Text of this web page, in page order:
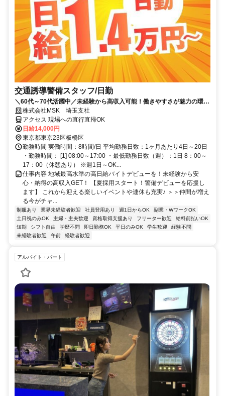
交通誘導警備スタッフ/日勤
＼60代～70代活躍中／未経験から高収入可能！働きやすさが魅力の環境
で警備員デビューをしませんか！【月収28万円可能！日払いもOK！】
勤務3日前迄シフト申請が可能です！週1日～・短期もOK！あなたのラ
イフスタイルに合わせてお仕事しませんか！未経験者大歓迎！年代幅広
く活躍しています。
株式会社MSK 埼玉支社
アクセス 現場への直行直帰OK
日給14,000円
東京都東京23区板橋区
勤務時間 実働時間：8時間/日 平均勤務日数：1ヶ月あたり4日～20日
・勤務時間： [1] 08:00～17:00 ・最低勤務日数（週）：1日 8：00～
17：00（休憩あり） ※週1日～OK...
仕事内容 地域最高水準の高日給バイトデビューを！未経験から安
心・納得の高収入GET！ 【夏採用スタート！警備デビューを応援し
ます】 これから迎える楽しいイベントや連休も充実♪ ＞＞仲間が増え
る今がチャ...
制服あり 業界未経験者歓迎 社員登用あり 週1日からOK
副業・WワークOK
土日祝のみOK
主婦・主夫歓迎 資格取得支援あり フリーター歓迎
給料前払いOK
短期
シフト自由 学歴不問 即日勤務OK 平日のみOK 学生歓迎
経験不問
未経験者歓迎
午前 経験者歓迎
アルバイト・パート